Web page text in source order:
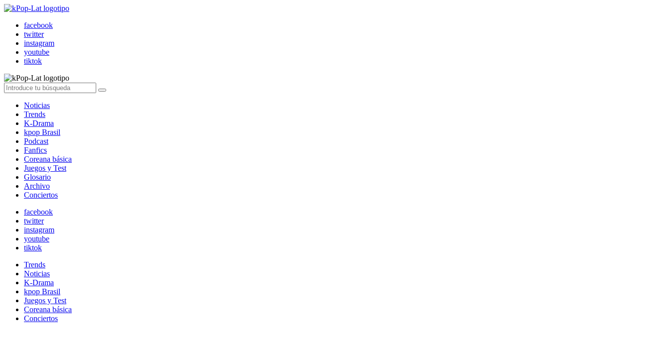
facebook
twitter
instagram
youtube
tiktok
Noticias
Trends
K-Drama
kpop Brasil
Podcast
Fanfics
Coreana básica
Juegos y Test
Glosario
Archivo
Conciertos
facebook
twitter
instagram
youtube
tiktok
Trends
Noticias
K-Drama
kpop Brasil
Juegos y Test
Coreana básica
Conciertos